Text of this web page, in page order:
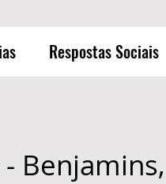
Respostas Sociais
-